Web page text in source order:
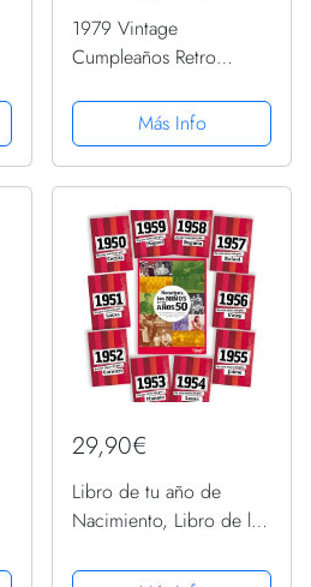
1979 Vintage
Cumpleaños Retro
Hombres Mujer Regalo
Camiseta
Más Info
29,90€
Libro de tu año de
Nacimiento, Libro de la
Tarjeta Personalizada -